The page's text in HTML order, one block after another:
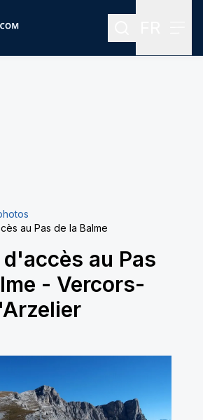
Rechercher
au Pas de la Balme
au Pas
- Vercors-